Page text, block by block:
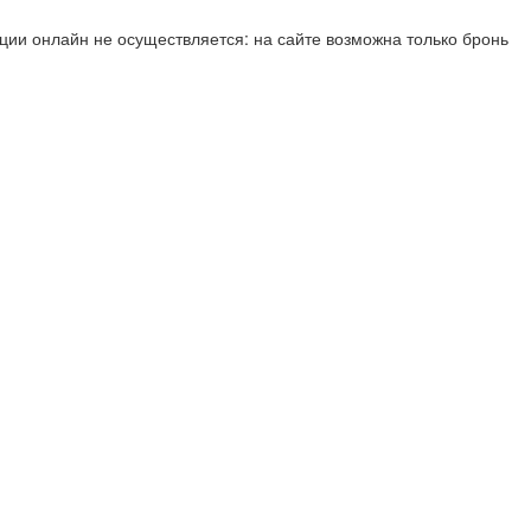
онлайн не осуществляется: на сайте возможна только бронь